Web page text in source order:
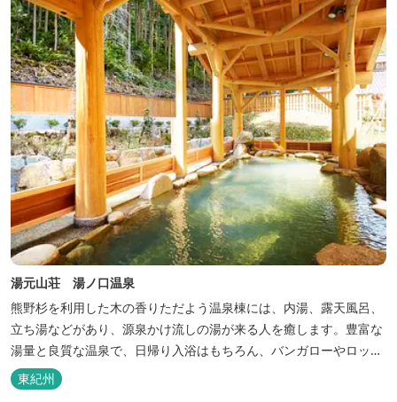
湯元山荘 湯ノ口温泉
熊野杉を利用した木の香りただよう温泉棟には、内湯、露天風呂、
立ち湯などがあり、源泉かけ流しの湯が来る人を癒します。豊富な
湯量と良質な温泉で、日帰り入浴はもちろん、バンガローやロッジ
などの宿泊施設も備えているので、宿泊しながらゆったりと温泉を
楽しむ人も多いです。
東紀州